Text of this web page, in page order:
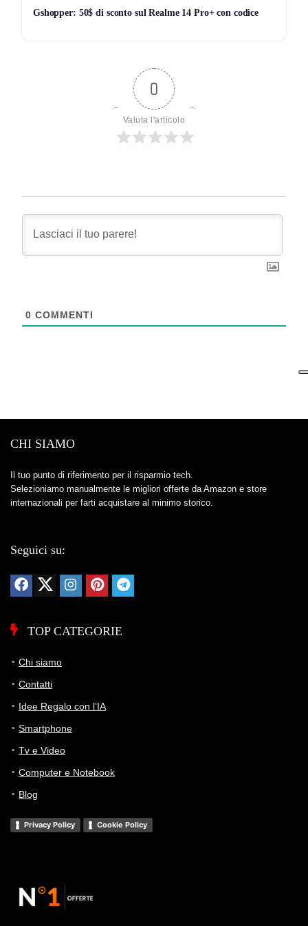
Gshopper: 50$ di sconto sul Realme 14 Pro+ con codice
0
Valuta l'articolo
0 COMMENTI
CHI SIAMO
Il tuo punto di riferimento per il risparmio tech.
Selezioniamo manualmente le migliori offerte da Amazon e store
internazionali per farti acquistare al minimo storico.
Seguici su:
TOP CATEGORIE
Chi siamo
Contatti
Idee Regalo con l’IA
Smartphone
Tv e Video
Computer e Notebook
Blog
Privacy Policy Cookie Policy